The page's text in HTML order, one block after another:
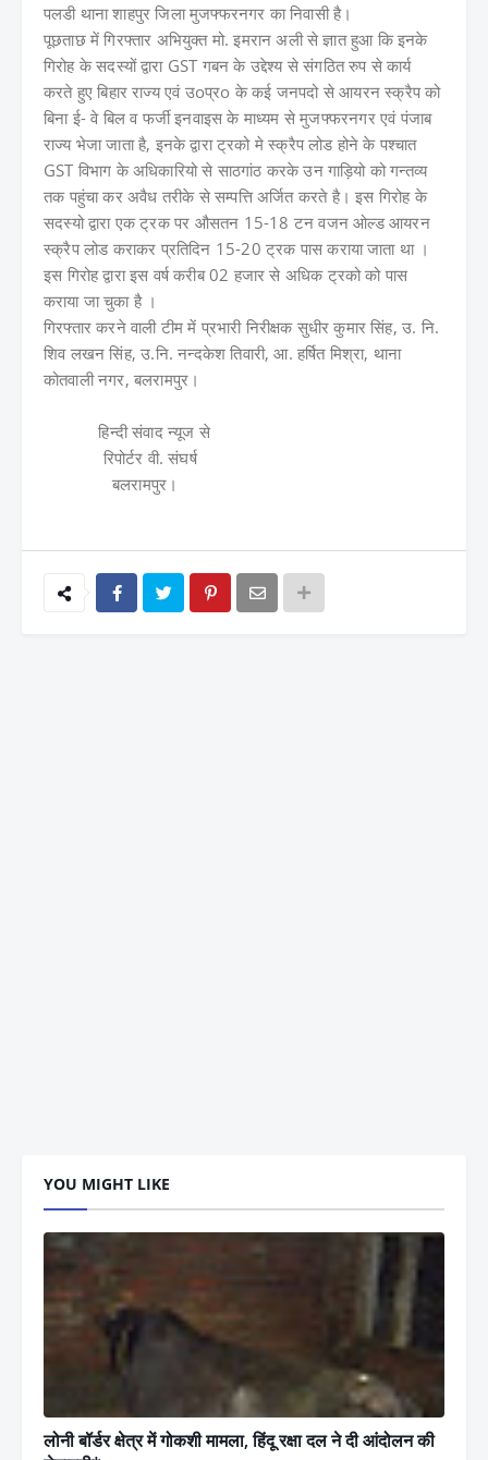
पलडी थाना शाहपुर जिला मुजफ्फरनगर का निवासी है।
पूछताछ में गिरफ्तार अभियुक्त मो. इमरान अली से ज्ञात हुआ कि इनके
गिरोह के सदस्यों द्वारा GST गबन के उद्देश्य से संगठित रुप से कार्य
करते हुए बिहार राज्य एवं उoप्रo के कई जनपदो से आयरन स्क्रैप को
बिना ई- वे बिल व फर्जी इनवाइस के माध्यम से मुजफ्फरनगर एवं पंजाब
राज्य भेजा जाता है, इनके द्वारा ट्रको मे स्क्रैप लोड होने के पश्चात
GST विभाग के अधिकारियो से साठगांठ करके उन गाड़ियो को गन्तव्य
तक पहुंचा कर अवैध तरीके से सम्पत्ति अर्जित करते है। इस गिरोह के
सदस्यो द्वारा एक ट्रक पर औसतन 15-18 टन वजन ओल्ड आयरन
स्क्रैप लोड कराकर प्रतिदिन 15-20 ट्रक पास कराया जाता था ।
इस गिरोह द्वारा इस वर्ष करीब 02 हजार से अधिक ट्रको को पास
कराया जा चुका है ।
गिरफ्तार करने वाली टीम में प्रभारी निरीक्षक सुधीर कुमार सिंह,उ. नि.
शिव लखन सिंह, उ.नि. नन्दकेश तिवारी,आ. हर्षित मिश्रा, थाना
कोतवाली नगर, बलरामपुर।
हिन्दी संवाद न्यूज से
रिपोर्टर वी. संघर्ष
बलरामपुर।
YOU MIGHT LIKE
लोनी बॉर्डर क्षेत्र में गोकशी मामला, हिंदू रक्षा दल ने दी आंदोलन की